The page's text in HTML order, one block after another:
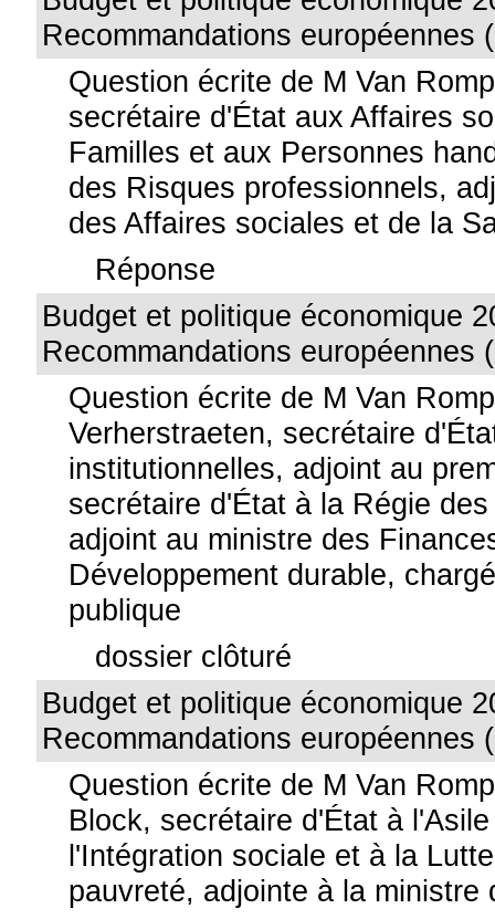
Recommandations européennes
Question écrite de M Van
secrétaire d'État aux Affaires
Familles et aux Personnes
des Risques professionnels,
des Affaires sociales et de la
Réponse
Budget et politique économique
Recommandations européennes
Question écrite de M Van
Verherstraeten, secrétaire
institutionnelles, adjoint au
secrétaire d'État à la Régie
adjoint au ministre des
Développement durable,
publique
dossier clôturé
Budget et politique économique
Recommandations européennes
Question écrite de M Van
Block, secrétaire d'État à
l'Intégration sociale et à la
pauvreté, adjointe à la ministre